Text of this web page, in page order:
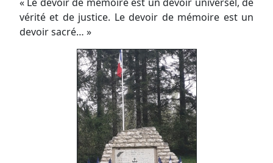
vérité et de justice. Le devoir de mémoire est un
devoir sacré… »